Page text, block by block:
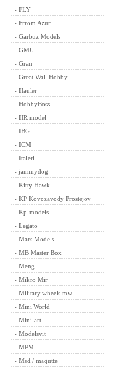
- FLY
- Frrom Azur
- Garbuz Models
- GMU
- Gran
- Great Wall Hobby
- Hauler
- HobbyBoss
- HR model
- IBG
- ICM
- Italeri
- jammydog
- Kitty Hawk
- KP Kovozavody Prostejov
- Kp-models
- Legato
- Mars Models
- MB Master Box
- Meng
- Mikro Mir
- Military wheels mw
- Mini World
- Mini-art
- Modelsvit
- MPM
- Msd / maqutte